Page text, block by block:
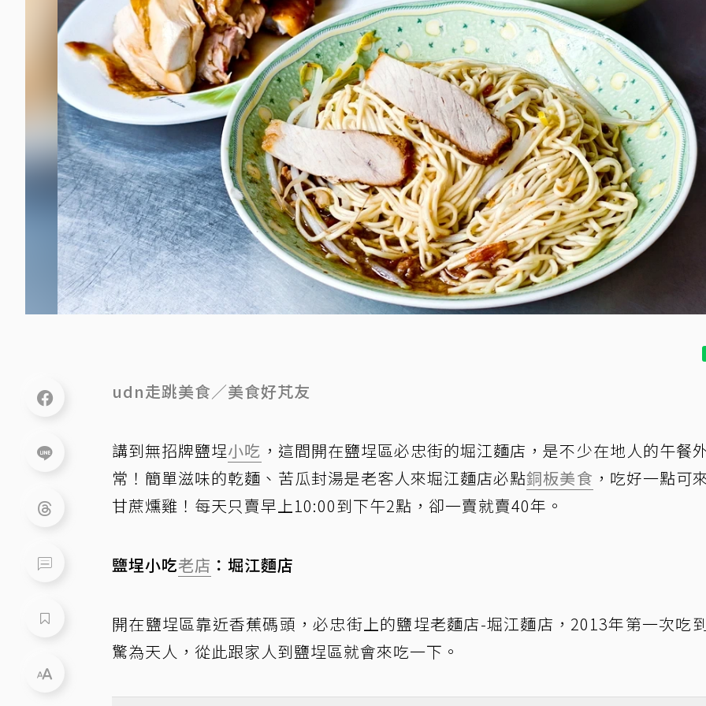
udn走跳美食／美食好芃友
講到無招牌鹽埕小吃 ，這間開在鹽埕區必忠街的堀江麵店，是不少在地人的午餐
常！簡單滋味的乾麵、苦瓜封湯是老客人來堀江麵店必點銅板美食 ，吃好一點可
甘蔗燻雞！每天只賣早上10:00到下午2點，卻一賣就賣40年。
鹽埕小吃老店 ：堀江麵店
開在鹽埕區靠近香蕉碼頭，必忠街上的鹽埕老麵店-堀江麵店，2013年第一次吃
驚為天人，從此跟家人到鹽埕區就會來吃一下。